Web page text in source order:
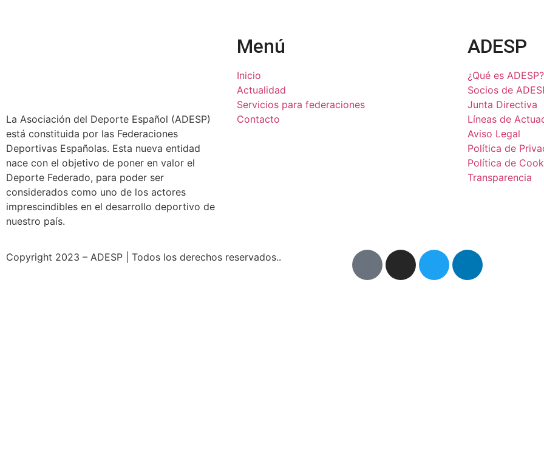
La Asociación del Deporte Español (ADESP)
está constituida por las Federaciones
Deportivas Españolas. Esta nueva entidad
nace con el objetivo de poner en valor el
Deporte Federado, para poder ser
considerados como uno de los actores
imprescindibles en el desarrollo deportivo de
nuestro país.
Menú
Inicio
Actualidad
Servicios para federaciones
Contacto
ADESP
¿Qué es ADESP?
Socios de
Junta Directiva
Líneas de
Aviso Legal
Política de
Política de
Transparencia
Copyright 2023 – ADESP | Todos los derechos reservados..